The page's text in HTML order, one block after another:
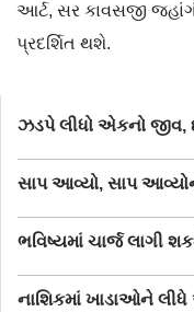
આર્ટ, સર કાવસજી
પ્રદર્શિત થશે.
ઝડપે લીધો એકનો જીવ,
સાપ આવ્યો, સાપ
ભવિષ્યમાં ચાર્જ લાગી
નાશિકમાં ખાડાઓને